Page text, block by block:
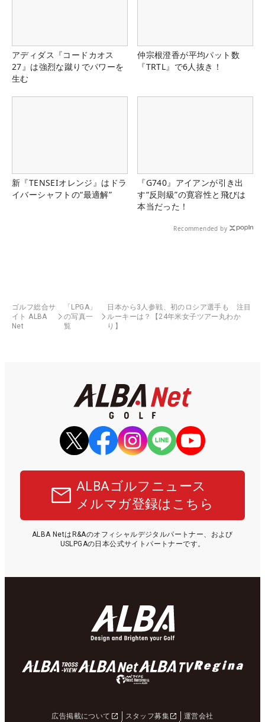
アディダス『コードカオス
27』は強烈な蹴りでパワーを
生む
仲宗根澄香が平均パット数
『TRTL』で6人抜き！
新『TENSEIオレンジ』はドラ
イバーシャフトの“最適解”
『G740』アイアンが引き出
す“反則級”の寛容性と飛びは
本当だった！
Recommended by
ゴルフ総合サ
イト ALBA
Net
「LPGA」
の写真一
覧
日本から3人参戦、初のロシア選手も 注目
ルーキーは？【24年米女子ツアー丸わか
り】
ALBAゴルフニュース
メルマガ登録はこちら
ALBA NetはR&Aのオフィシャルデジタルパートナー、および
USLPGAの日本公式サイトパートナーです。
広告掲載について スタッフ募集
運営会社